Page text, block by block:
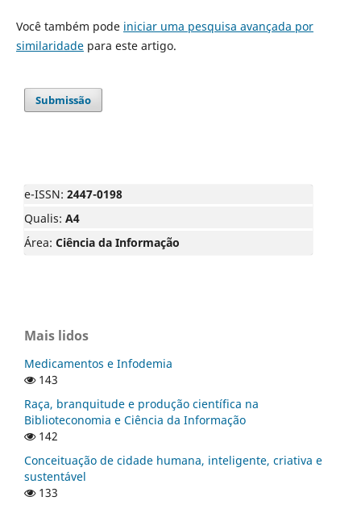
Você também pode iniciar uma pesquisa avançada por
similaridadepara este artigo.
Submissão
e-ISSN: 2447-0198
Qualis: A4
Área: Ciência da Informação
Mais lidos
Medicamentos e Infodemia
143
Raça, branquitude e produção científica na
Biblioteconomia e Ciência da Informação
142
Conceituação de cidade humana, inteligente, criativa e
sustentável
133